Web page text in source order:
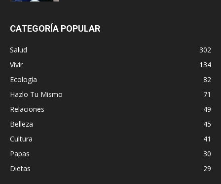
CATEGORÍA POPULAR
Salud
302
Vivir
134
Ecología
82
Hazlo Tu Mismo
71
Relaciones
49
Belleza
45
Cultura
41
Papas
30
Dietas
29